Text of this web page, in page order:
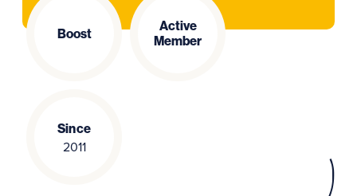
Boost
Active
Member
Since
2011